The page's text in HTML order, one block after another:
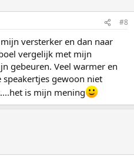
#8
versterker en dan naar
vergelijk met mijn
gebeuren. Veel warmer en
gewoon niet
is mijn mening